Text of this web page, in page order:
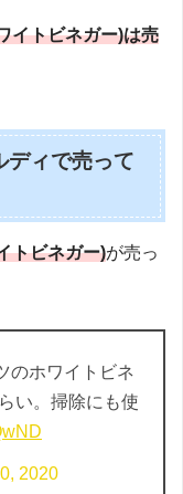
イトビネガー)は売
ディで売って
トビネガー)が売っ
のホワイトビネ
い。掃除にも使
2020